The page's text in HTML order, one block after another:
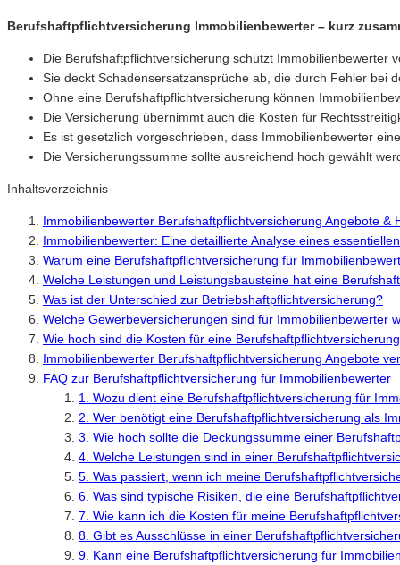
Berufshaftpflichtversicherung Immobilienbewerter – kurz
Die Berufshaftpflichtversicherung schützt Immobilienbewerter
Sie deckt Schadensersatzansprüche ab, die durch Fehler bei
Ohne eine Berufshaftpflichtversicherung können
Die Versicherung übernimmt auch die Kosten für
Es ist gesetzlich vorgeschrieben, dass Immobilienbewerter
Die Versicherungssumme sollte ausreichend hoch gewählt
Inhaltsverzeichnis
Immobilienbewerter Berufshaftpflichtversicherung Angebote &
Immobilienbewerter: Eine detaillierte Analyse eines
Warum eine Berufshaftpflichtversicherung für
Welche Leistungen und Leistungsbausteine hat eine
Was ist der Unterschied zur Betriebshaftpflichtversicherung?
Welche Gewerbeversicherungen sind für Immobilienbewerter
Wie hoch sind die Kosten für eine
Immobilienbewerter Berufshaftpflichtversicherung Angebote
FAQ zur Berufshaftpflichtversicherung für Immobilienbewerter
1. Wozu dient eine Berufshaftpflichtversicherung für
2. Wer benötigt eine Berufshaftpflichtversicherung als
3. Wie hoch sollte die Deckungssumme einer
4. Welche Leistungen sind in einer
5. Was passiert, wenn ich meine
6. Was sind typische Risiken, die eine
7. Wie kann ich die Kosten für meine
8. Gibt es Ausschlüsse in einer
9. Kann eine Berufshaftpflichtversicherung für